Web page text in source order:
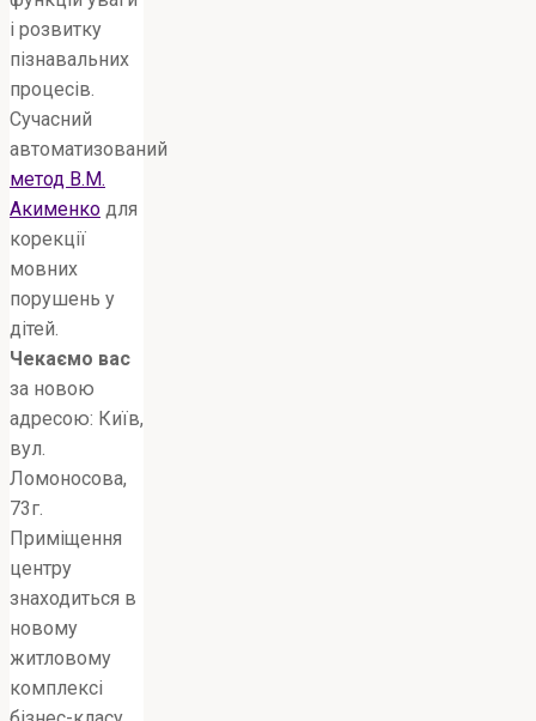
і розвитку
пізнавальних
процесів.
Сучасний
автоматизований
метод В.М.
Акименко для
корекції
мовних
порушень у
дітей.
Чекаємо вас
за новою
адресою: Київ,
вул.
Ломоносова,
73г.
Приміщення
центру
знаходиться в
новому
житловому
комплексі